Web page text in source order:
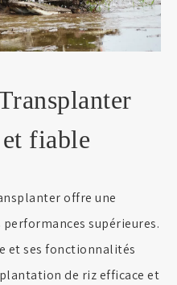
fiable
offre une
supérieures.
et ses fonctionnalités
de riz efficace et